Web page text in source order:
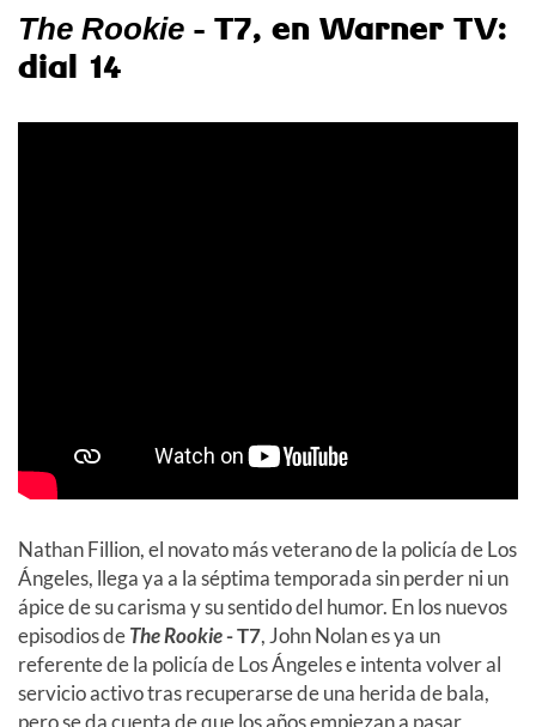
The Rookie - T7, en Warner TV:
dial 14
Nathan Fillion, el novato más veterano de la policía de Los
Ángeles, llega ya a la séptima temporada sin perder ni un
ápice de su carisma y su sentido del humor. En los nuevos
episodios deThe Rookie- T7, John Nolan es ya un
referente de la policía de Los Ángeles e intenta volver al
servicio activo tras recuperarse de una herida de bala,
pero se da cuenta de que los años empiezan a pasar